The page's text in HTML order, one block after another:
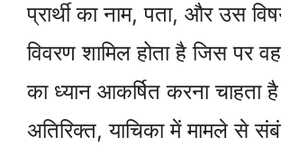
प्रार्थी का नाम, पता, और उस
विवरण शामिल होता है जिस पर
का ध्यान आकर्षित करना चाहता
अतिरिक्त, याचिका में मामले से